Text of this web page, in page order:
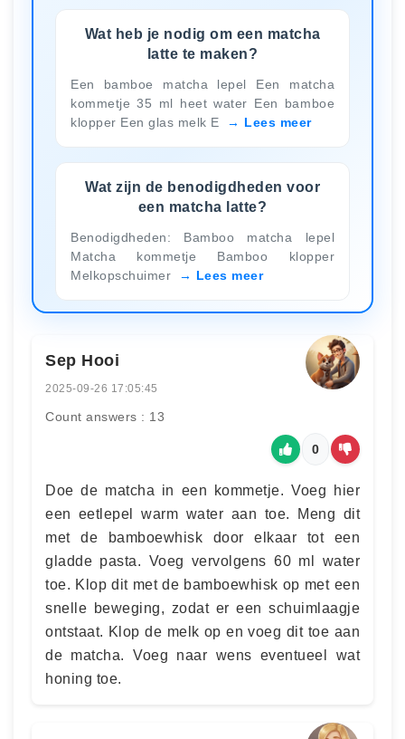
Wat heb je nodig om een matcha
latte te maken?
Een bamboe matcha lepel Een matcha
kommetje 35 ml heet water Een bamboe
klopper Een glas melk E
Lees meer
Wat zijn de benodigdheden voor
een matcha latte?
Benodigdheden: Bamboo matcha lepel
Matcha kommetje Bamboo klopper
Melkopschuimer
Lees meer
Sep Hooi
2025-09-26 17:05:45
Count answers : 13
0
Doe de matcha in een kommetje. Voeg hier
een eetlepel warm water aan toe. Meng dit
met de bamboewhisk door elkaar tot een
gladde pasta. Voeg vervolgens 60 ml water
toe. Klop dit met de bamboewhisk op met een
snelle beweging, zodat er een schuimlaagje
ontstaat. Klop de melk op en voeg dit toe aan
de matcha. Voeg naar wens eventueel wat
honing toe.